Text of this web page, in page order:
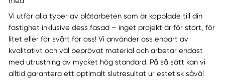
Vi utför alla typer av plåtarbeten som är kopplade till din
fastighet inklusive dess fasad – inget projekt är för stort, för
litet eller för svårt för oss! Vi använder oss enbart av
kvalitativt och väl beprövat material och arbetar endast
med utrustning av mycket hög standard. På så sätt kan vi
alltid garantera ett optimalt slutresultat ur estetisk såväl